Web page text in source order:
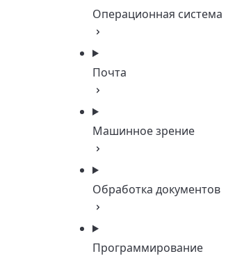
Операционная система
Почта
Машинное зрение
Обработка документов
Программирование